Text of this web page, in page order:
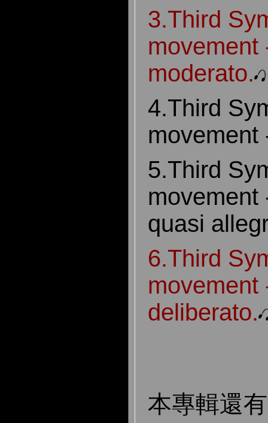
3.Third
movement
moderato.
4.Third
movement
5.Third
movement
quasi
6.Third
movement
deliberato.
本專輯還有